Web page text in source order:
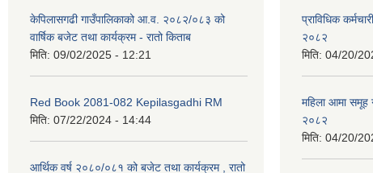
केपिलासगढी गाउँपालिकाको आ.व. २०८२/०८३ को
वार्षिक बजेट तथा कार्यक्रम - रातो किताब
मिति: 09/02/2025 - 12:21
Red Book 2081-082 Kepilasgadhi RM
मिति: 07/22/2024 - 14:44
आर्थिक वर्ष २०८०/०८१ को बजेट तथा कार्यक्रम , रातो
प्राविधिक
२०८२
मिति: 04/20/
महिला आमा समूह
२०८२
मिति: 04/20/